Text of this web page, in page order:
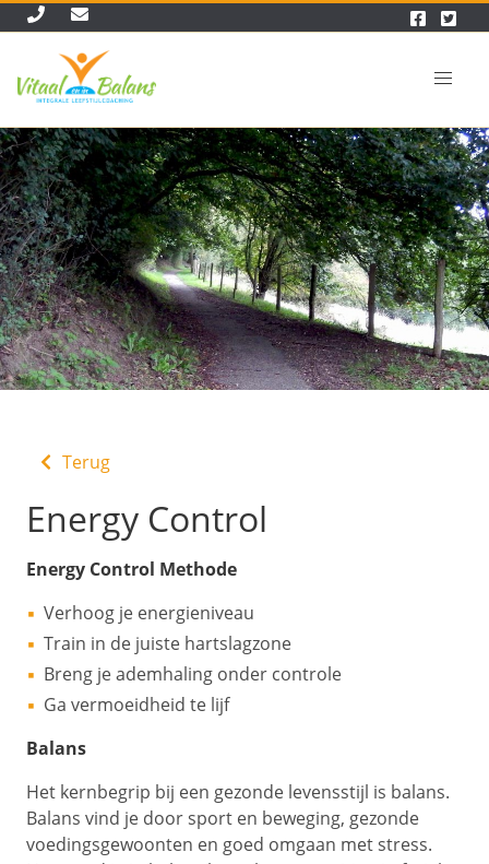
Terug
Energy Control
Energy Control Methode
Verhoog je energieniveau
Train in de juiste hartslagzone
Breng je ademhaling onder controle
Ga vermoeidheid te lijf
Balans
Het kernbegrip bij een gezonde levensstijl is balans.
Balans vind je door sport en beweging, gezonde
voedingsgewoonten en goed omgaan met stress.